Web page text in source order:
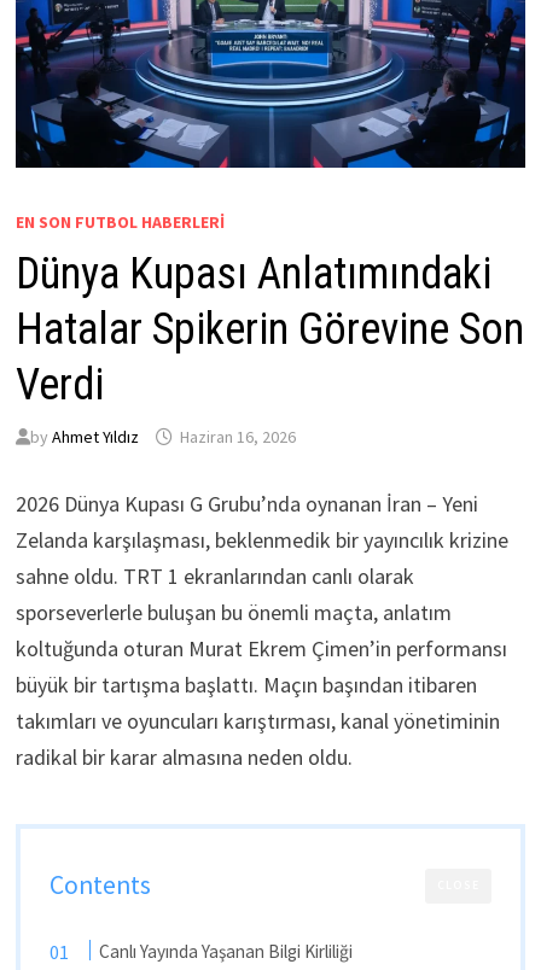
EN SON FUTBOL HABERLERI
Dünya Kupası Anlatımındaki
Hatalar Spikerin Görevine Son
Verdi
by Ahmet Yıldız Haziran 16, 2026
2026 Dünya Kupası G Grubu’nda oynanan İran – Yeni
Zelanda karşılaşması, beklenmedik bir yayıncılık krizine
sahne oldu. TRT 1 ekranlarından canlı olarak
sporseverlerle buluşan bu önemli maçta, anlatım
koltuğunda oturan Murat Ekrem Çimen’in performansı
büyük bir tartışma başlattı. Maçın başından itibaren
takımları ve oyuncuları karıştırması, kanal yönetiminin
radikal bir karar almasına neden oldu.
Contents
Canlı Yayında Yaşanan Bilgi Kirliliği